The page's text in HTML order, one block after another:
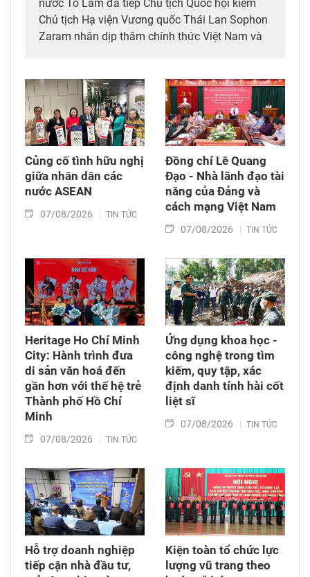
nước Tô Lâm đã tiếp Chủ tịch Quốc hội kiêm
Chủ tịch Hạ viện Vương quốc Thái Lan Sophon
Zaram nhân dịp thăm chính thức Việt Nam và
(6/8/1976 – 6/8/2026).
Củng cố tình hữu nghị
giữa nhân dân các
nước ASEAN
07/08/2026 TIN TỨC
Đồng chí Lê Quang
Đạo - Nhà lãnh đạo tài
năng của Đảng và
cách mạng Việt Nam​
07/08/2026 TIN TỨC
Heritage Ho Chí Minh
City: Hành trình đưa
di sản văn hoá đến
gần hơn với thế hệ trẻ
Thành phố Hồ Chí
Minh
07/08/2026 TIN TỨC
Ứng dụng khoa học -
công nghệ trong tìm
kiếm, quy tập, xác
định danh tính hài cốt
liệt sĩ
07/08/2026 TIN TỨC
Hỗ trợ doanh nghiệp
tiếp cận nhà đầu tư,
Kiện toàn tổ chức lực
lượng vũ trang theo